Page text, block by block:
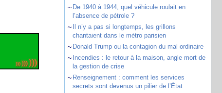
~ De 1940 à 1944, quel véhicule roulait en
l’absence de pétrole ?
~
Il n’y a pas si longtemps, les grillons
chantaient dans le métro parisien
~ Donald Trump ou la contagion du mal ordinaire
~ Incendies : le retour à la maison, angle mort de
la gestion de crise
~ Renseignement : comment les services
secrets sont devenus un pilier de l’État